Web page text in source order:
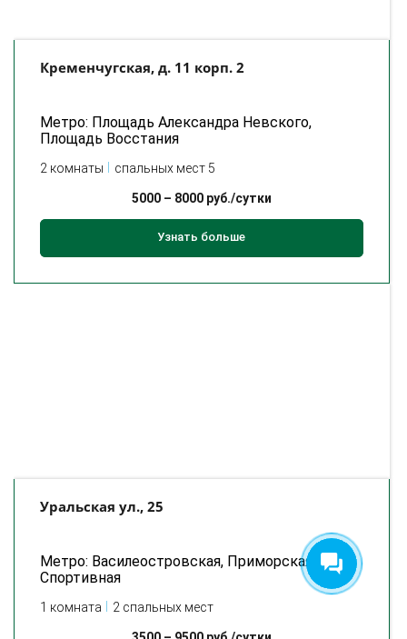
Кременчугская, д. 11 корп. 2
Метро: Площадь Александра Невского,
Площадь Восстания
2 комнаты спальных мест 5
5000– 8000руб./сутки
Узнать больше
Уральская ул., 25
Метро: Василеостровская, Приморская,
Спортивная
1 комната 2 спальных мест